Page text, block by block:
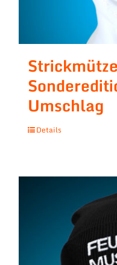
Umschlag
Details